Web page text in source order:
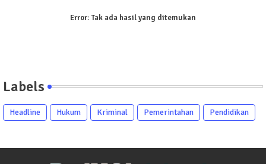
Error:Tak ada hasil yang ditemukan
Labels
Headline Hukum Kriminal Pemerintahan Pendidikan